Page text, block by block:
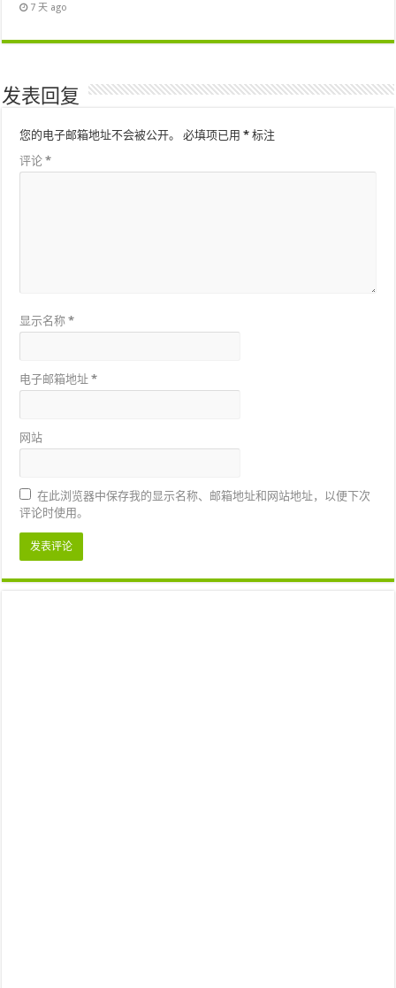
7 天 ago
发表回复
您的电子邮箱地址不会被公开。 必填项已用* 标注
评论*
显示名称*
电子邮箱地址*
网站
在此浏览器中保存我的显示名称、邮箱地址和网站地址，以便下次
评论时使用。